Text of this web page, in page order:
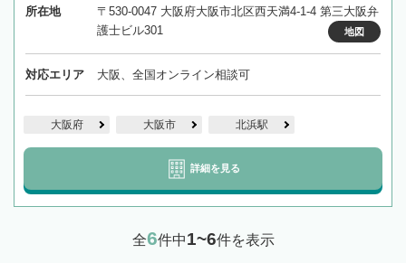
所在地
〒530-0047 大阪府大阪市北区西天満4-1-4 第三大阪弁
護士ビル301
地図
対応エリア 大阪、全国オンライン相談可
大阪府 大阪市 北浜駅
詳細を見る
全6件中1~6件を表示